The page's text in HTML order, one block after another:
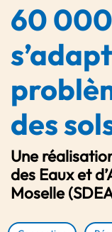
60
des
Une
des Eaux et
Moselle